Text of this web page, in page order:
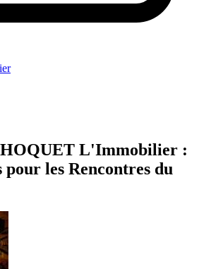
L'Immobilier :
pour les Rencontres du